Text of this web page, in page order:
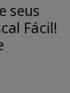
seus
Fácil!